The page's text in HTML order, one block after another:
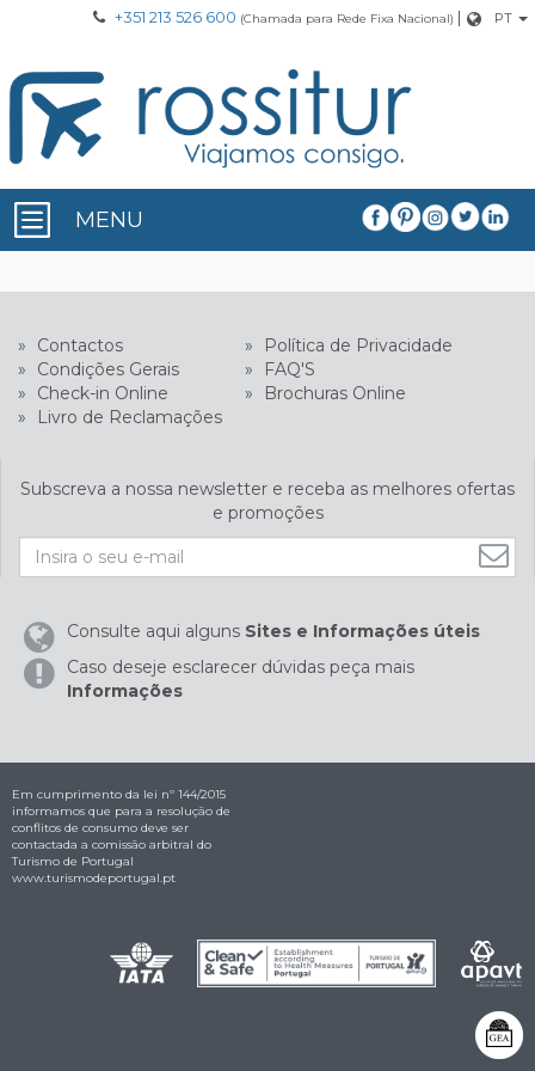
+351 213 526 600 (Chamada para Rede Fixa Nacional) | PT
MENU
» Contactos »
Política de Privacidade
»
Condições Gerais »
FAQ'S
»
Check-in Online »
Brochuras Online
»
Livro de Reclamações
Subscreva a nossa newsletter e receba as melhores ofertas
e promoções
Consulte aqui alguns Sites e Informações úteis
Caso deseje esclarecer dúvidas peça mais
Informações
Em cumprimento da lei nº 144/2015
informamos que para a resolução de
conflitos de consumo deve ser
contactada a comissão arbitral do
Turismo de Portugal
www.turismodeportugal.pt